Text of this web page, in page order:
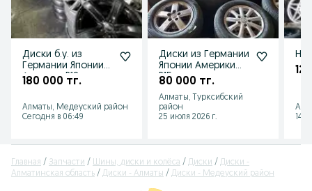
Диски б.у. из
Германии Японии
Америки R18
180 000 тг.
Алматы, Медеуский район
Сегодня в 06:49
Диски из Германии
Японии Америки
R15
80 000 тг.
Алматы, Турксибский
район
25 июля 2026 г.
14
Главная Запчасти Шины, диски и колёса Диски
Диски -
Алматинская область
Диски - Алматы Диски - Медеуский район